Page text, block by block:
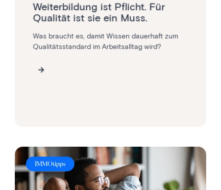
Weiterbildung ist Pflicht. Für
Qualität ist sie ein Muss.
Was braucht es, damit Wissen dauerhaft zum
Qualitätsstandard im Arbeitsalltag wird?